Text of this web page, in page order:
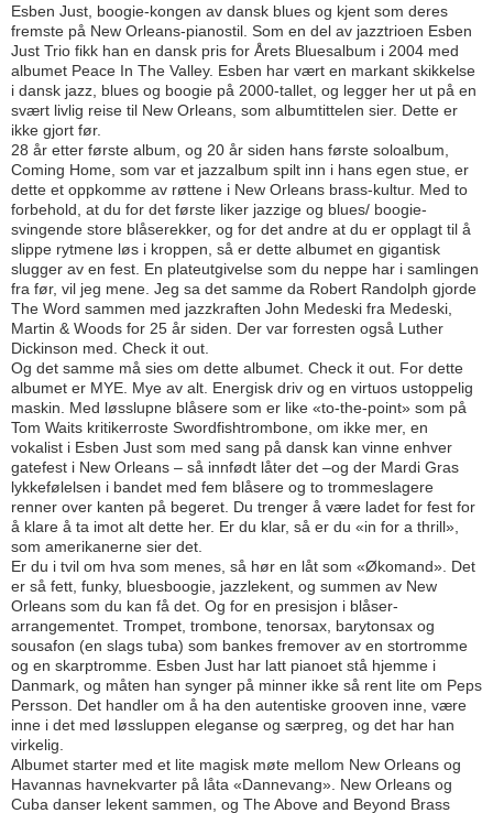
Esben Just, boogie-kongen av dansk blues og kjent som deres
fremste på New Orleans-pianostil. Som en del av jazztrioen Esben
Just Trio fikk han en dansk pris for Årets Bluesalbum i 2004 med
albumet Peace In The Valley. Esben har vært en markant skikkelse
i dansk jazz, blues og boogie på 2000-tallet, og legger her ut på en
svært livlig reise til New Orleans, som albumtittelen sier. Dette er
ikke gjort før.
28 år etter første album, og 20 år siden hans første soloalbum,
Coming Home, som var et jazzalbum spilt inn i hans egen stue, er
dette et oppkomme av røttene i New Orleans brass-kultur. Med to
forbehold, at du for det første liker jazzige og blues/ boogie-
svingende store blåse­rekker, og for det andre at du er opplagt til å
slippe rytmene løs i kroppen, så er dette albumet en gigantisk
slugger av en fest. En plateutgivelse som du neppe har i samlingen
fra før, vil jeg mene. Jeg sa det samme da Robert Randolph gjorde
The Word sammen med jazzkraften John Medeski fra Medeski,
Martin & Woods for 25 år siden. Der var forresten også Luther
Dickinson med. Check it out.
Og det samme må sies om dette albumet. Check it out. For dette
albumet er MYE. Mye av alt. Energisk driv og en virtuos ustoppelig
maskin. Med løsslupne blåsere som er like «to-the-point» som på
Tom Waits kritikerroste Swordfishtrombone, om ikke mer, en
vokalist i Esben Just som med sang på dansk kan vinne enhver
gatefest i New Orleans – så innfødt låter det –og der Mardi Gras
lykkefølelsen i bandet med fem blåsere og to trommeslagere
renner over kanten på begeret. Du trenger å være ladet for fest for
å klare å ta imot alt dette her. Er du klar, så er du «in for a thrill»,
som amerikanerne sier det.
Er du i tvil om hva som menes, så hør en låt som «Økomand». Det
er så fett, funky, bluesboogie, jazzlekent, og summen av New
Orleans som du kan få det. Og for en presisjon i blåser-
arrangementet. Trompet, trombone, tenorsax, barytonsax og
sousafon (en slags tuba) som bankes fremover av en stortromme
og en skarptromme. Esben Just har latt pianoet stå hjemme i
Danmark, og måten han synger på minner ikke så rent lite om Peps
Persson. Det handler om å ha den autentiske grooven inne, være
inne i det med løssluppen eleganse og særpreg, og det har han
virkelig.
Albumet starter med et lite magisk møte mellom New Orleans og
Havannas havnekvarter på låta «Dannevang». New Orleans og
Cuba danser lekent sammen, og The Above and Beyond Brass